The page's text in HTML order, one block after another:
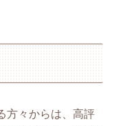
方々からは、高評